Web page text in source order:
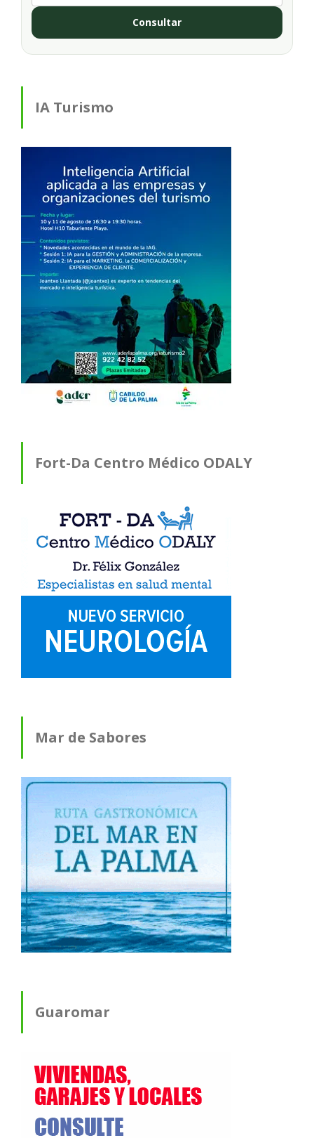
Consultar
IA Turismo
Fort-Da Centro Médico ODALY
Mar de Sabores
Guaromar